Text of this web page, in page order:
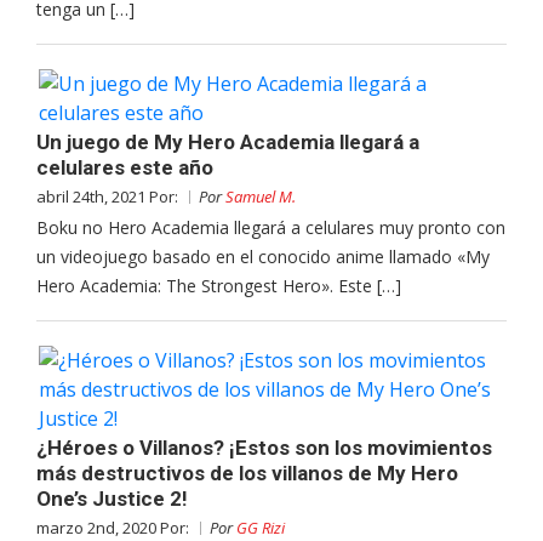
tenga un […]
Un juego de My Hero Academia llegará a
celulares este año
abril 24th, 2021 Por: PorSamuel M.
Boku no Hero Academia llegará a celulares muy pronto con
un videojuego basado en el conocido anime llamado «My
Hero Academia: The Strongest Hero». Este […]
¿Héroes o Villanos? ¡Estos son los movimientos
más destructivos de los villanos de My Hero
One’s Justice 2!
marzo 2nd, 2020 Por: PorGG Rizi